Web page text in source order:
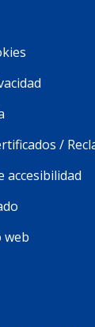
/
accesibilidad
web